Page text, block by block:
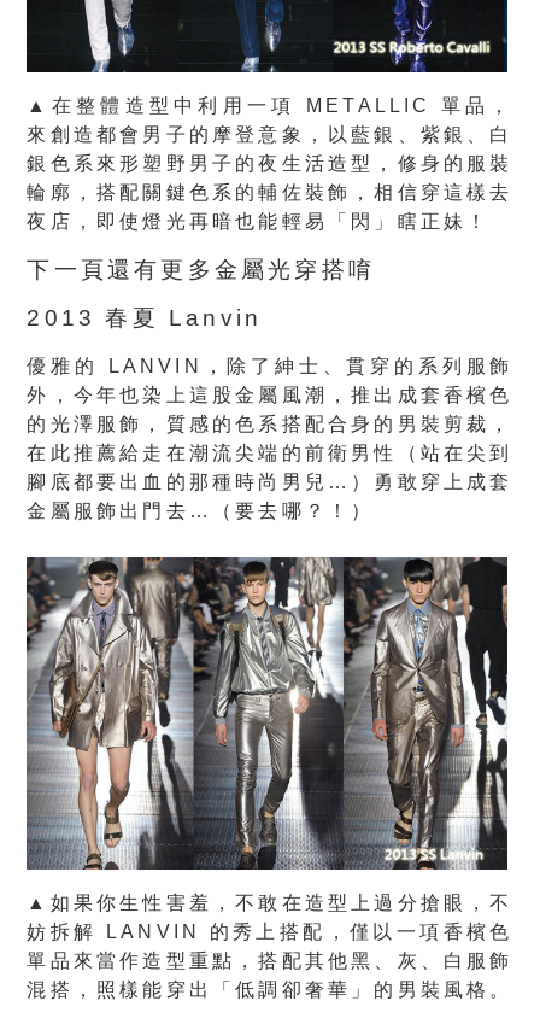
▲在整體造型中利用一項 METALLIC 單品，
來創造都會男子的摩登意象，以藍銀、紫銀、白
銀色系來形塑野男子的夜生活造型，修身的服裝
輪廓，搭配關鍵色系的輔佐裝飾，相信穿這樣去
夜店，即使燈光再暗也能輕易「閃」瞎正妹！
下一頁還有更多金屬光穿搭唷
2013 春夏 Lanvin
優雅的 LANVIN，除了紳士、貫穿的系列服飾
外，今年也染上這股金屬風潮，推出成套香檳色
的光澤服飾，質感的色系搭配合身的男裝剪裁，
在此推薦給走在潮流尖端的前衛男性（站在尖到
腳底都要出血的那種時尚男兒…）勇敢穿上成套
金屬服飾出門去…（要去哪？！）
▲如果你生性害羞，不敢在造型上過分搶眼，不
妨拆解 LANVIN 的秀上搭配，僅以一項香檳色
單品來當作造型重點，搭配其他黑、灰、白服飾
混搭，照樣能穿出「低調卻奢華」的男裝風格。